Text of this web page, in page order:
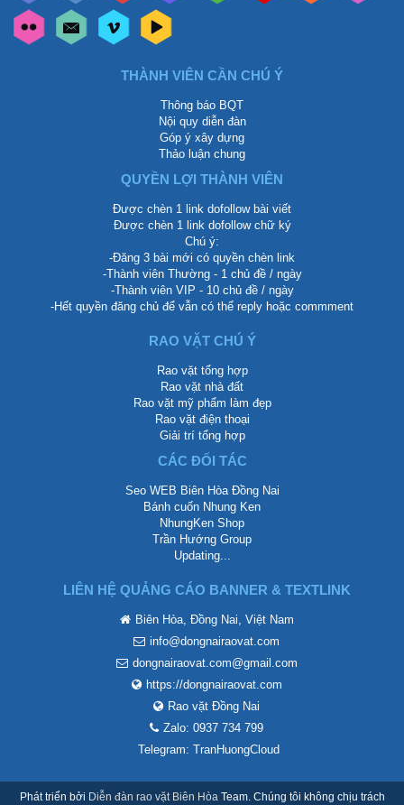
THÀNH VIÊN CẦN CHÚ Ý
Thông báo BQT
Nội quy diễn đàn
Góp ý xây dựng
Thảo luận chung
QUYỀN LỢI THÀNH VIÊN
Được chèn 1 link dofollow bài viết
Được chèn 1 link dofollow chữ ký
Chú ý:
-Đăng 3 bài mới có quyền chèn link
-Thành viên Thường - 1 chủ đề / ngày
-Thành viên VIP - 10 chủ đề / ngày
-Hết quyền đăng chủ để vẫn có thể reply hoặc commment
RAO VẶT CHÚ Ý
Rao vặt tổng hợp
Rao vặt nhà đất
Rao vặt mỹ phẩm làm đẹp
Rao vặt điện thoại
Giải trí tổng hợp
CÁC ĐỐI TÁC
Seo WEB Biên Hòa Đồng Nai
Bánh cuốn Nhung Ken
NhungKen Shop
Trần Hướng Group
Updating...
LIÊN HỆ QUẢNG CÁO BANNER & TEXTLINK
Biên Hòa, Đồng Nai, Việt Nam
info@dongnairaovat.com
dongnairaovat.com@gmail.com
https://dongnairaovat.com
Rao vặt Đồng Nai
Zalo: 0937 734 799
Telegram: TranHuongCloud
Phát triển bởi Diễn đàn rao vặt Biên Hòa Team. Chúng tôi không chịu trách